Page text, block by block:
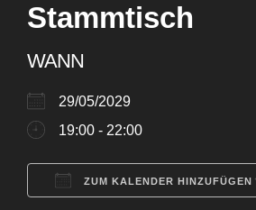
Stammtisch
WANN
29/05/2029
19:00 - 22:00
ZUM KALENDER HINZUFÜGEN